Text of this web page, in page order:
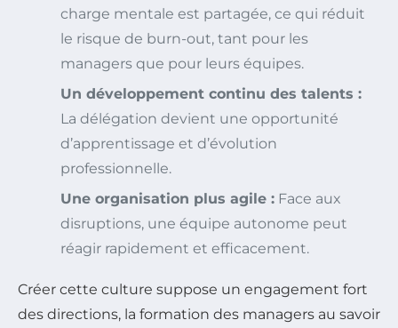
charge mentale est partagée, ce qui réduit
le risque de burn-out, tant pour les
managers que pour leurs équipes.
Un développement continu des talents :
La délégation devient une opportunité
d’apprentissage et d’évolution
professionnelle.
Une organisation plus agile : Face aux
disruptions, une équipe autonome peut
réagir rapidement et efficacement.
Créer cette culture suppose un engagement fort
des directions, la formation des managers au savoir